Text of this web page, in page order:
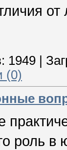
1949
(0)
роль в